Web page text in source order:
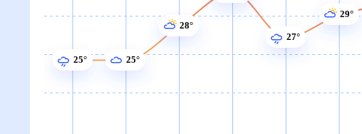
25° 25°
28°
27°
29°